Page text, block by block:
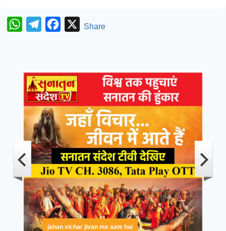
WhatsAppTelegramFacebook
XShare
jahan vichar jivan me aate hai